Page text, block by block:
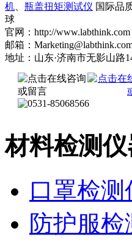
机
瓶盖扭矩测试仪 国际品
球
官网：http://www.labthink.com
邮箱：
地址：山东·济南市无影山路
材料检测
口罩检测
防护服检